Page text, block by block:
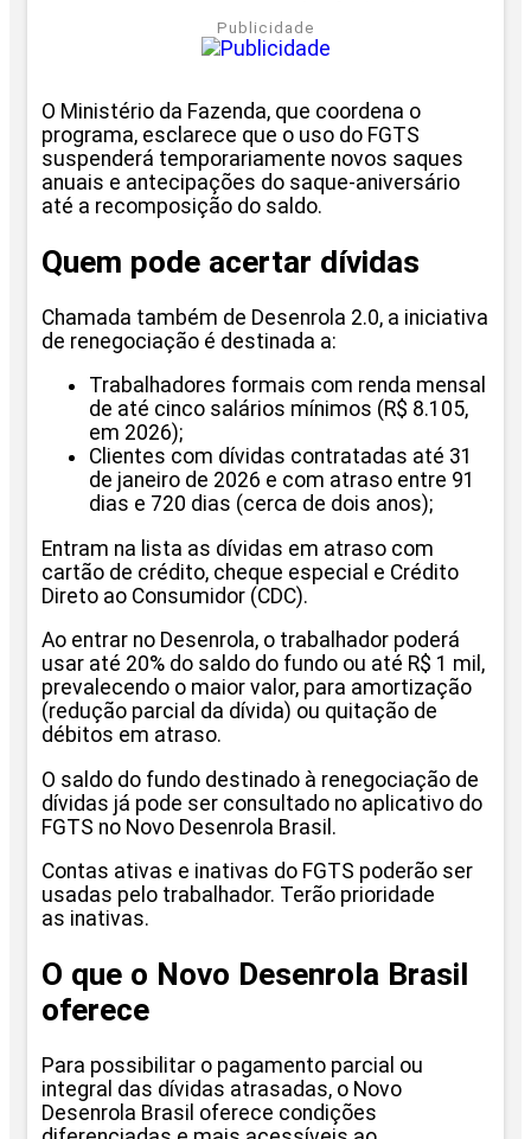
Publicidade
O Ministério da Fazenda, que coordena o
programa, esclarece que o uso do FGTS
suspenderá temporariamente novos saques
anuais e antecipações do saque-aniversário
até a recomposição do saldo.
Quem pode acertar dívidas
Chamada também de Desenrola 2.0, a iniciativa
de renegociação é destinada a:
Trabalhadores formais com renda mensal
de até cinco salários mínimos (R$ 8.105,
em 2026);
Clientes com dívidas contratadas até 31
de janeiro de 2026 e com atraso entre 91
dias e 720 dias (cerca de dois anos);
Entram na lista as dívidas em atraso com
cartão de crédito, cheque especial e Crédito
Direto ao Consumidor (CDC).
Ao entrar no Desenrola, o trabalhador poderá
usar até 20% do saldo do fundo ou até R$ 1 mil,
prevalecendo o maior valor, para amortização
(redução parcial da dívida) ou quitação de
débitos em atraso.
O saldo do fundo destinado à renegociação de
dívidas já pode ser consultado no aplicativo do
FGTS no Novo Desenrola Brasil.
Contas ativas e inativas do FGTS poderão ser
usadas pelo trabalhador. Terão prioridade
as inativas.
O que o Novo Desenrola Brasil
oferece
Para possibilitar o pagamento parcial ou
integral das dívidas atrasadas, o Novo
Desenrola Brasil oferece condições